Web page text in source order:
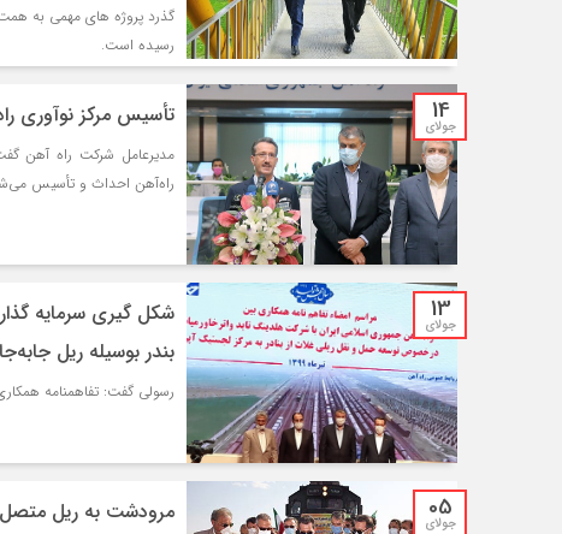
گذرد پروژه های مهمی به
رسیده است.
14
جولای تأسیس مرکز نوآوری
مدیرعامل شرکت راه آهن
راه‌آهن احداث و تأسیس
13
جولای
شکل گیری سرمایه
بندر بوسیله ریل
رسولی گفت: تفاهمنامه
05
جولای مرودشت به ریل